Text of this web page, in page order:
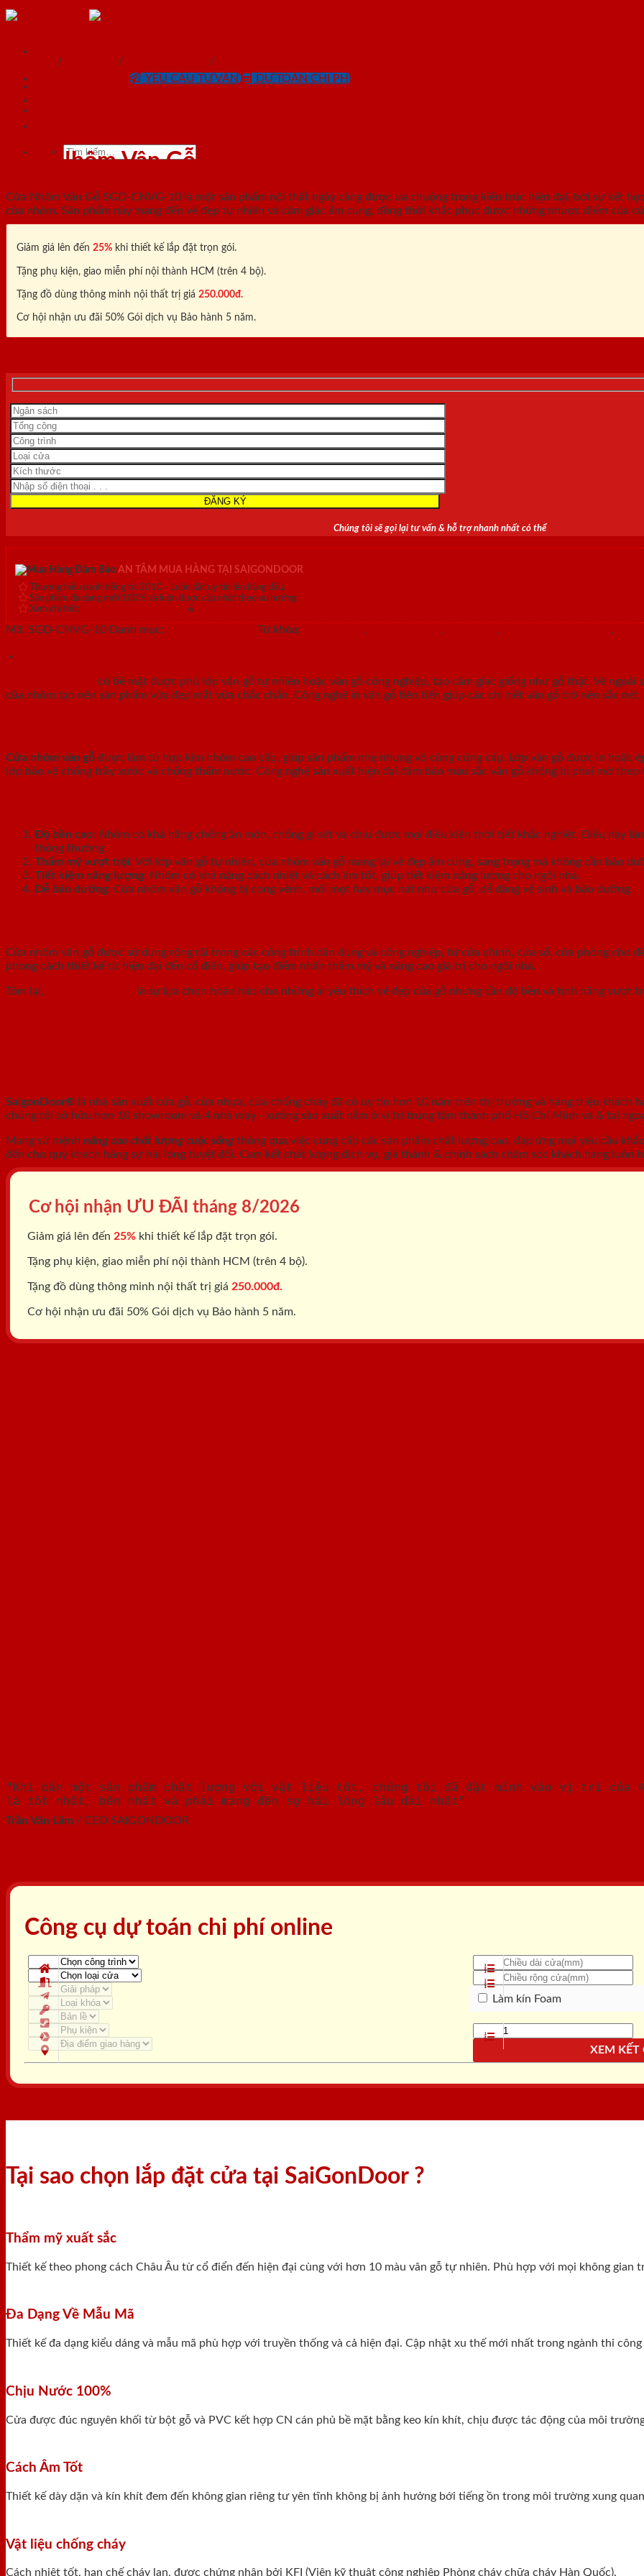
Skip
YÊU CẦU TƯ VẤN DỰ TOÁN CHI PHÍ
Tìm
/ / /
Cửa Nhôm Vân Gỗ SGD-CNVG-10
Cửa Nhôm Vân Gỗ SGD-CNVG-10 là một sản phẩm nội thất ngày càng được ưa chuộng trong kiến trúc hiện đại, bởi sự kết
của nhôm. Sản phẩm này mang đến vẻ đẹp tự nhiên và cảm giác ấm cúng, đồng thời khắc phục được những nhược điểm của
Giảm giá lên đến 25% khi thiết kế lắp đặt trọn gói.
Tặng phụ kiện, giao miễn phí nội thành HCM (trên 4 bộ).
Tặng đồ dùng thông minh nội thất trị giá 250.000đ.
Cơ hội nhận ưu đãi 50% Gói dịch vụ Bảo hành 5 năm.
Chúng tôi sẽ gọi lại tư vấn & hỗ trợ nhanh nhất có thể
AN TÂM MUA HÀNG TẠI SAIGONDOOR
Thương hiệu danh tiếng từ 2010 - Luôn đặt uy tín lên hàng đầu.
Sản phẩm đa dạng mới 100% và luôn được cập nhật theo xu hướng.
Xem chi tiết:
&
Mã: SGD-CNVG-10 Danh mục: Từ khóa: , , , ,
có bề mặt được phủ lớp vân gỗ tự nhiên hoặc vân gỗ công nghiệp, tạo cảm giác giống như gỗ thật. Vẻ
của nhôm tạo nên sản phẩm vừa đẹp mắt vừa chắc chắn. Công nghệ in vân gỗ tiên tiến giúp các chi tiết vân gỗ trở nên sắc
Cửa nhôm vân gỗ được làm từ hợp kim nhôm cao cấp, giúp sản phẩm nhẹ nhưng vô cùng cứng cáp. Lớp vân gỗ được in hoặc
lớp bảo vệ chống trầy xước và chống thấm nước. Công nghệ sản xuất hiện đại đảm bảo màu sắc vân gỗ không bị phai mờ
Độ bền cao: Nhôm có khả năng chống ăn mòn, chống gỉ sét và chịu được mọi điều kiện thời tiết khắc nghiệt. Điều này
thông thường.
Thẩm mỹ vượt trội: Với lớp vân gỗ tự nhiên, cửa nhôm vân gỗ mang lại vẻ đẹp ấm cúng, sang trọng mà không cần bảo
Tiết kiệm năng lượng: Nhôm có khả năng cách nhiệt và cách âm tốt, giúp tiết kiệm năng lượng cho ngôi nhà.
Dễ bảo dưỡng: Cửa nhôm vân gỗ không bị cong vênh, mối mọt hay mục nát như cửa gỗ, dễ dàng vệ sinh và bảo dưỡng.
Cửa nhôm vân gỗ được sử dụng rộng rãi trong các công trình dân dụng và công nghiệp, từ cửa chính, cửa sổ, cửa phòng cho
phong cách thiết kế từ hiện đại đến cổ điển, giúp tạo điểm nhấn thẩm mỹ và nâng cao giá trị cho ngôi nhà.
Tóm lại, là sự lựa chọn hoàn hảo cho những ai yêu thích vẻ đẹp của gỗ nhưng cần độ bền và tính năng vượt
SaigonDoor® là nhà sản xuất cửa gỗ, cửa nhựa, cửa chống cháy đã có uy tín hơn 10 năm trên thị trường và hàng triệu khách
chúng tôi sở hữu hơn 10 showroom và 4 nhà máy - xưởng sản xuất nằm ở vị trí trung tâm thành phố Hồ Chí Minh và & tại
Mang sứ mệnh nâng cao chất lượng cuộc sống thông qua việc cung cấp các sản phẩm chất lượng cao, đáp ứng mọi yêu cầu
đến cho quý khách hàng sự hài lòng tuyệt đối. Cam kết chất lượng dịch vụ, giá thành & chính sách chăm sóc khách hàng luôn
Cơ hội nhận ƯU ĐÃI tháng 8/2026
Giảm giá lên đến 25% khi thiết kế lắp đặt trọn gói.
Tặng phụ kiện, giao miễn phí nội thành HCM (trên 4 bộ).
Tặng đồ dùng thông minh nội thất trị giá 250.000đ.
Cơ hội nhận ưu đãi 50% Gói dịch vụ Bảo hành 5 năm.
"Khi bán một sản phẩm chất lượng với vật liệu tốt, chúng tôi đã đặt mình vào vị trí của
là tốt nhất, bền nhất và phải mang đến sự hài lòng lâu dài nhất"
Trần Văn Lãm / CEO SAIGONDOOR
Công cụ dự toán chi phí online
Làm kín Foam
XEM KẾT
Tại sao chọn lắp đặt cửa tại SaiGonDoor ?
Thẩm mỹ xuất sắc
Thiết kế theo phong cách Châu Âu từ cổ điển đến hiện đại cùng với hơn 10 màu vân gỗ tự nhiên. Phù hợp với mọi không gian
Đa Dạng Về Mẫu Mã
Thiết kế đa dạng kiểu dáng và mẫu mã phù hợp với truyền thống và cả hiện đại. Cập nhật xu thế mới nhất trong ngành thi
Chịu Nước 100%
Cửa được đúc nguyên khối từ bột gỗ và PVC kết hợp CN cán phủ bề mặt bằng keo kín khít, chịu được tác động của môi
Cách Âm Tốt
Thiết kế dày dặn và kín khít đem đến không gian riêng tư yên tĩnh không bị ảnh hưởng bới tiếng ồn trong môi trường xung
Vật liệu chống cháy
Cách nhiệt tốt, hạn chế cháy lan, được chứng nhận bởi KFI (Viện kỹ thuật công nghiệp Phòng cháy chữa cháy Hàn Quốc).